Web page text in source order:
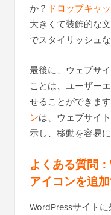
か？ ドロップキャ
大きくて装飾的な
でスタイリッシュ
最後に、ウェブサ
ことは、ユーザー
せることができます
ンは、ウェブサイ
示し、移動を容易に
よくある質問
アイコンを追
WordPressサイト